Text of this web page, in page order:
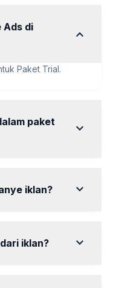
Ads di
expand_more
Paket Trial.
paket
expand_more
iklan? expand_more
iklan? expand_more